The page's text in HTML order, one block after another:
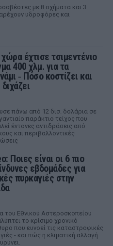
με 8 οχήματα και 3
υδροφόρες και
έχτισε τσιμεντένιο
400 χλμ. για τα
‑ Πόσο κοστίζει και
διχάζει
πάνω από 12 δισ. δολάρια σε
παράκτιο τείχος που
έντονες αντιδράσεις από
και περιβαλλοντικές
Ποιες είναι οι 6 πιο
εβδομάδες για
πυρκαγιές στην
του Εθνικού Αστεροσκοπείου
το κρίσιμο χρονικό
που ευνοεί τις καταστροφικές
- και πώς η κλιματική αλλαγή